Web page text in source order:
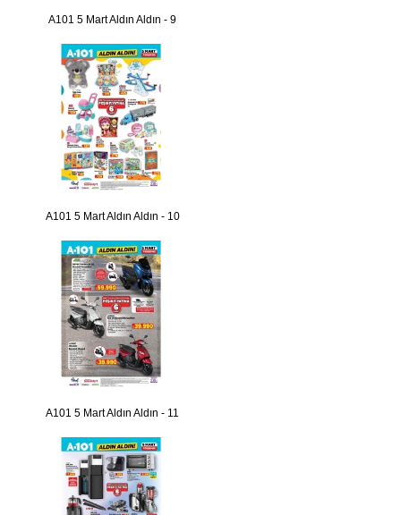
A101 5 Mart Aldın Aldın - 9
A101 5 Mart Aldın Aldın - 10
A101 5 Mart Aldın Aldın - 11